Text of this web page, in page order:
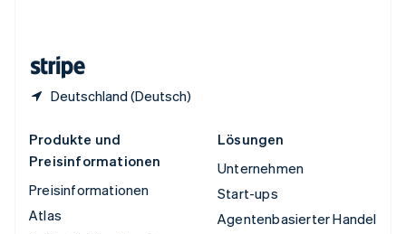
Deutschland (Deutsch)
Produkte und
Preisinformationen
Preisinformationen
Atlas
Lösungen
Unternehmen
Start-ups
Agentenbasierter Handel